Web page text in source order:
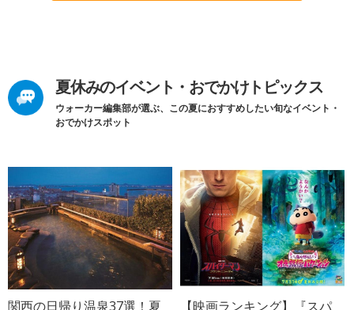
夏休みのイベント・おでかけトピックス
ウォーカー編集部が選ぶ、この夏におすすめしたい旬なイベント・
おでかけスポット
関西の日帰り温泉37選！夏
【映画ランキング】『スパ